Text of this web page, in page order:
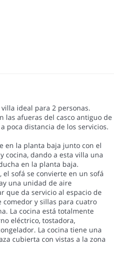
ideal para 2 personas.
las afueras del casco antiguo de
poca distancia de los servicios.
en la planta baja junto con el
cocina, dando a esta villa una
en la planta baja.
sofá se convierte en un sofá
una unidad de aire
que da servicio al espacio de
comedor y sillas para cuatro
La cocina está totalmente
eléctrico, tostadora,
La cocina tiene una
cubierta con vistas a la zona